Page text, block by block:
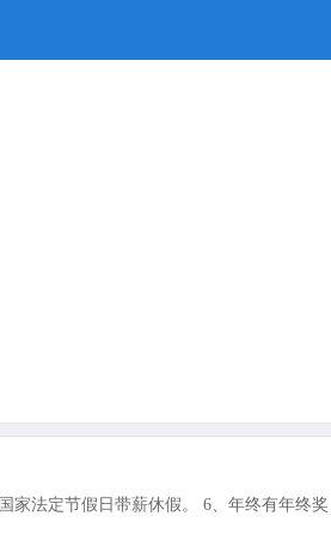
家法定节假日带薪休假。 6、年终有年终